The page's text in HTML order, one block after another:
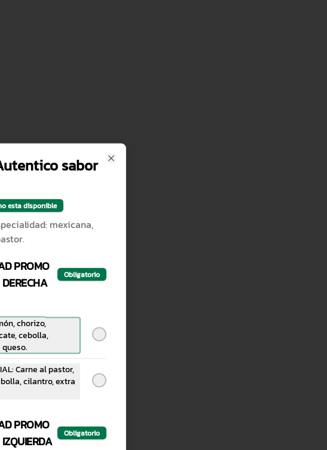
sabor
esta disponible
mexicana,
PROMO
Obligatorio
chorizo,
cebolla,
Carne al pastor,
cilantro, extra
PROMO
Obligatorio